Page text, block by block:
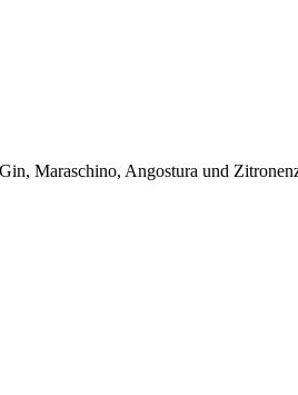
Maraschino, Angostura und